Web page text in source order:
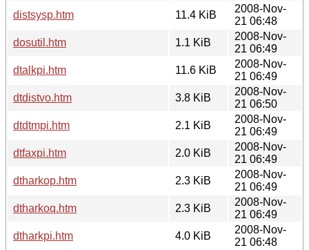
distsysp.htm
11.4 KiB
2008-Nov-
21 06:48
dosutil.htm
1.1 KiB
2008-Nov-
21 06:49
dtalkpi.htm
11.6 KiB
2008-Nov-
21 06:49
dtdistvo.htm
3.8 KiB
2008-Nov-
21 06:50
dtdtmpi.htm
2.1 KiB
2008-Nov-
21 06:49
dtfaxpi.htm
2.0 KiB
2008-Nov-
21 06:49
dtharkop.htm
2.3 KiB
2008-Nov-
21 06:49
dtharkoq.htm
2.3 KiB
2008-Nov-
21 06:49
dtharkpi.htm
4.0 KiB
2008-Nov-
21 06:48